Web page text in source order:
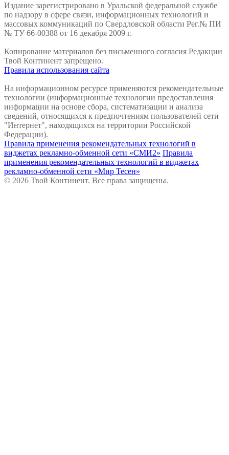
Издание зарегистрировано в Уральской федеральной службе
по надзору в сфере связи, информационных технологий и
массовых коммуникаций по Свердловской области Рег.№ ПИ
№ ТУ 66-00388 от 16 декабря 2009 г.
Копирование материалов без письменного согласия Редакции
Твой Континент запрещено.
Правила использования сайта
На информационном ресурсе применяются рекомендательные
технологии (информационные технологии предоставления
информации на основе сбора, систематизации и анализа
сведений, относящихся к предпочтениям пользователей сети
"Интернет", находящихся на территории Российской
Федерации).
Правила применения рекомендательных технологий в
виджетах рекламно-обменной сети «СМИ2» Правила
применения рекомендательных технологий в виджетах
рекламно-обменной сети «Мир Тесен»
© 2026 Твой Континент. Все права защищены.